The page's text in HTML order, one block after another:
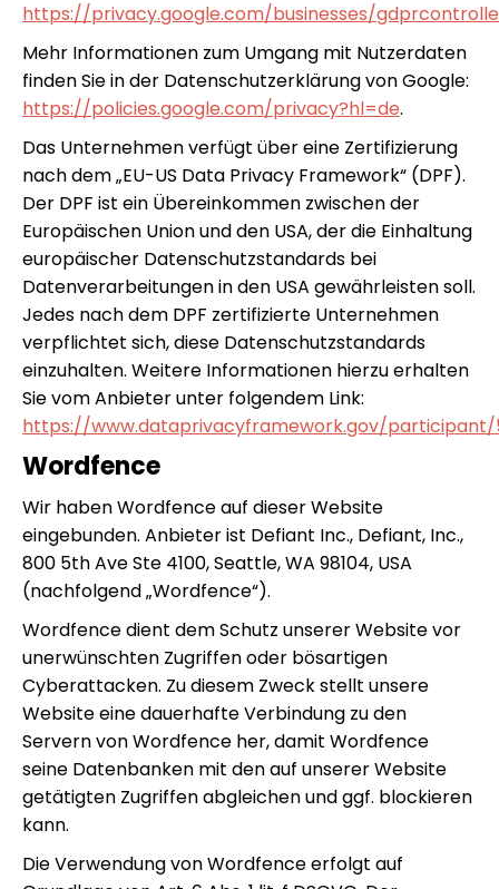
https://privacy.google.com/businesses/
Mehr Informationen zum Umgang mit Nutzerdaten
finden Sie in der Datenschutzerklärung von Google:
https://policies.google.com/privacy?hl=de.
Das Unternehmen verfügt über eine Zertifizierung
nach dem „EU-US Data Privacy Framework“ (DPF).
Der DPF ist ein Übereinkommen zwischen der
Europäischen Union und den USA, der die Einhaltung
europäischer Datenschutzstandards bei
Datenverarbeitungen in den USA gewährleisten soll.
Jedes nach dem DPF zertifizierte Unternehmen
verpflichtet sich, diese Datenschutzstandards
einzuhalten. Weitere Informationen hierzu erhalten
Sie vom Anbieter unter folgendem Link:
https://www.dataprivacyframework.gov/participant/
Wordfence
Wir haben Wordfence auf dieser Website
eingebunden. Anbieter ist Defiant Inc., Defiant, Inc.,
800 5th Ave Ste 4100, Seattle, WA 98104, USA
(nachfolgend „Wordfence“).
Wordfence dient dem Schutz unserer Website vor
unerwünschten Zugriffen oder bösartigen
Cyberattacken. Zu diesem Zweck stellt unsere
Website eine dauerhafte Verbindung zu den
Servern von Wordfence her, damit Wordfence
seine Datenbanken mit den auf unserer Website
getätigten Zugriffen abgleichen und ggf. blockieren
kann.
Die Verwendung von Wordfence erfolgt auf